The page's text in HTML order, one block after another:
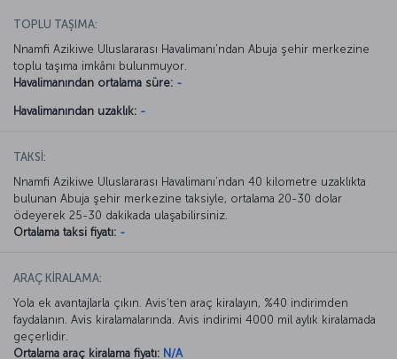
TOPLU TAŞIMA:
Nnamfi Azikiwe Uluslararası Havalimanı’ndan Abuja şehir merkezine
toplu taşıma imkânı bulunmuyor.
Havalimanından ortalama süre: -
Havalimanından uzaklık: -
TAKSİ:
Nnamfi Azikiwe Uluslararası Havalimanı’ndan 40 kilometre uzaklıkta
bulunan Abuja şehir merkezine taksiyle, ortalama 20-30 dolar
ödeyerek 25-30 dakikada ulaşabilirsiniz.
Ortalama taksi fiyatı: -
ARAÇ KİRALAMA:
Yola ek avantajlarla çıkın. Avis’ten araç kiralayın, %40 indirimden
faydalanın. Avis kiralamalarında. Avis indirimi 4000 mil aylık kiralamada
geçerlidir.
Ortalama araç kiralama fiyatı: N/A